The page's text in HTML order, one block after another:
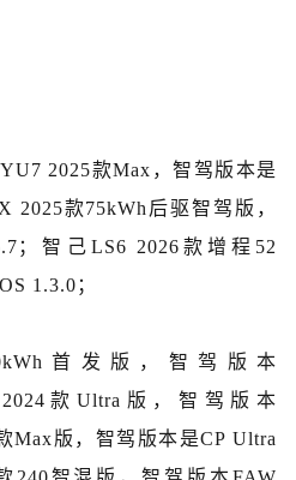
2025款Max，智驾版本是
2025款75kWh后驱智驾版，
；智己LS6 2026款增程52
1.3.0；
首发版，智驾版本
2024款Ultra版，智驾版本
Max版，智驾版本是CP Ultra